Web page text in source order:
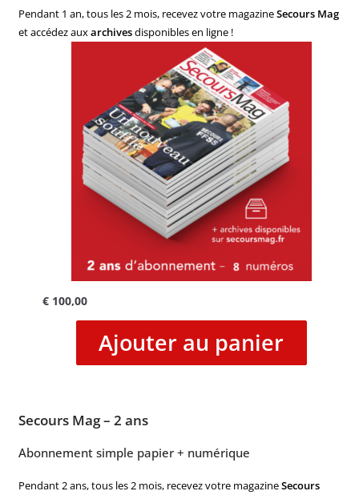
Pendant 1 an, tous les 2 mois, recevez votre magazineSecours Mag
et accédez auxarchivesdisponibles en ligne !
€100,00
Ajouter au panier
Secours Mag – 2 ans
Abonnement simple papier + numérique
Pendant 2 ans, tous les 2 mois, recevez votre magazineSecours